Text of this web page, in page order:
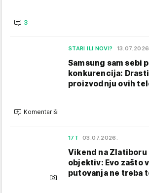
3
STARI ILI NOVI? 13.07.2026.
Samsung sam sebi
konkurencija:
proizvodnju ovih
Komentariši
17T 03.07.2026.
Vikend na Zlatiboru
objektiv: Evo zašto
putovanja ne treba